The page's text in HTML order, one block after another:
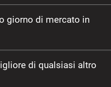
giorno di mercato in
di qualsiasi altro